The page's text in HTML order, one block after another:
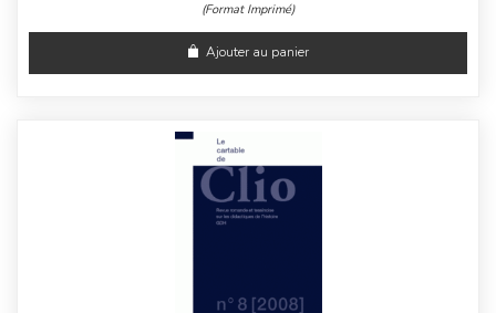
(Format Imprimé)
Ajouter au panier